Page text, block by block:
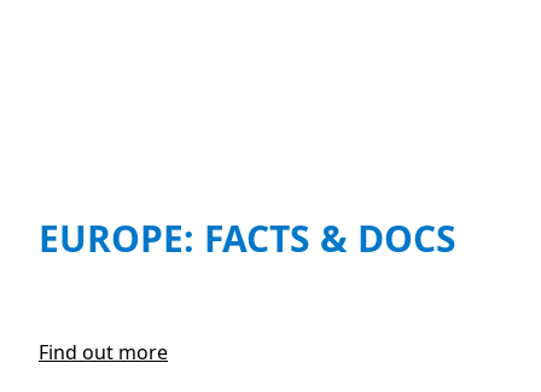
EUROPE: FACTS & DOCS
Find out more